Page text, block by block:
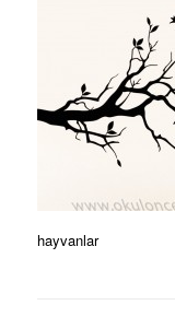
hayvanlar